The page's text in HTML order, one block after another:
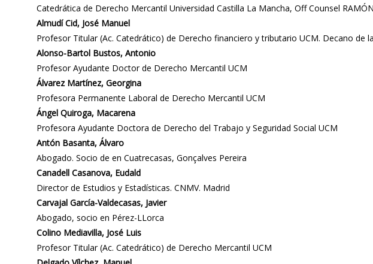
Catedrática de Derecho Mercantil Universidad Castilla La Mancha, Off Counsel
Almudí Cid, José Manuel
Profesor Titular (Ac. Catedrático) de Derecho financiero y tributario UCM. Decano de
Alonso-Bartol Bustos, Antonio
Profesor Ayudante Doctor de Derecho Mercantil UCM
Álvarez Martínez, Georgina
Profesora Permanente Laboral de Derecho Mercantil UCM
Ángel Quiroga, Macarena
Profesora Ayudante Doctora de Derecho del Trabajo y Seguridad Social UCM
Antón Basanta, Álvaro
Abogado. Socio de en Cuatrecasas, Gonçalves Pereira
Canadell Casanova, Eudald
Director de Estudios y Estadísticas. CNMV. Madrid
Carvajal García-Valdecasas, Javier
Abogado, socio en Pérez-LLorca
Colino Mediavilla, José Luis
Profesor Titular (Ac. Catedrático) de Derecho Mercantil UCM